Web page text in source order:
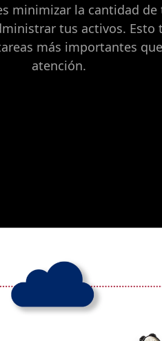
minimizar la cantidad
tus activos. Esto
más importantes
atención.